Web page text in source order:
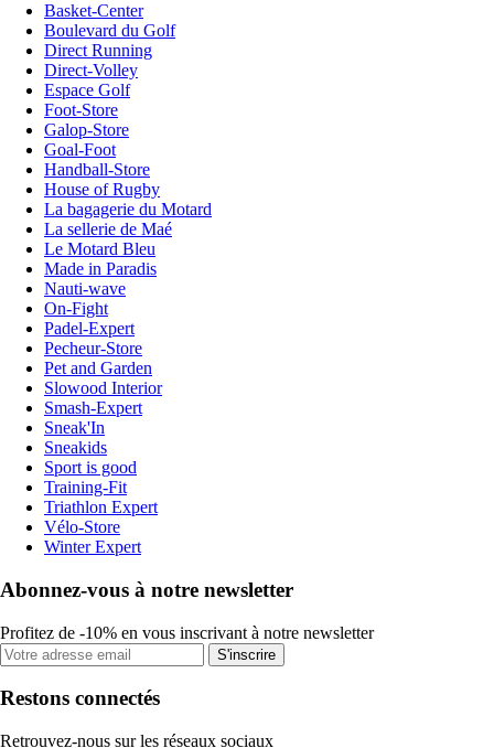
Basket-Center
Boulevard du Golf
Direct Running
Direct-Volley
Espace Golf
Foot-Store
Galop-Store
Goal-Foot
Handball-Store
House of Rugby
La bagagerie du Motard
La sellerie de Maé
Le Motard Bleu
Made in Paradis
Nauti-wave
On-Fight
Padel-Expert
Pecheur-Store
Pet and Garden
Slowood Interior
Smash-Expert
Sneak'In
Sneakids
Sport is good
Training-Fit
Triathlon Expert
Vélo-Store
Winter Expert
Abonnez-vous à notre newsletter
Profitez de -10% en vous inscrivant à notre newsletter
S'inscrire
Restons connectés
Retrouvez-nous sur les réseaux sociaux